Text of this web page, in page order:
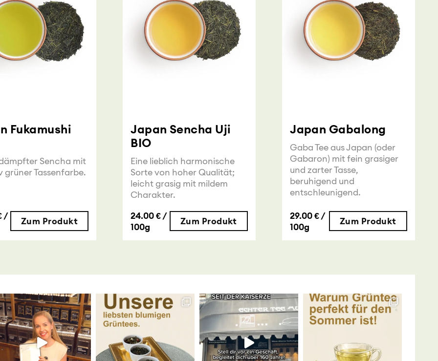
Fukamushi
Sencha mit
grüner Tassenfarbe.
/ Zum Produkt
Japan Sencha Uji
BIO
Eine lieblich harmonische
Sorte von hoher Qualität;
leicht grasig mit mildem
Charakter.
24.00 € /
100g
Zum Produkt
Japan Gabalong
Gaba Tee aus Japan (oder
Gabaron) mit fein grasiger
und zarter Tasse,
beruhigend und
entschleunigend.
29.00 € /
100g
Zum Produkt